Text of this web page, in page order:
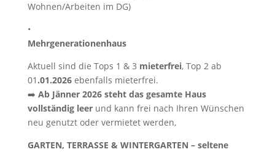
Wohnen/Arbeiten im DG)
•
Mehrgenerationenhaus
Aktuell sind die Tops 1 & 3 mieterfrei, Top 2 ab
01 .01.2026ebenfalls mieterfrei.
➡️ Ab Jänner 2026 steht das gesamte Haus
vollständig leerund kann frei nach Ihren Wünschen
neu genutzt oder vermietet werden,
GARTEN, TERRASSE & WINTERGARTEN – seltene